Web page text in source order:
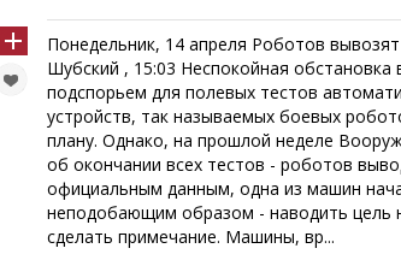
Понедельник, 14 апреля Роботов
Шубский , 15:03 Неспокойная
подспорьем для полевых тестов
устройств, так называемых боевых
плану. Однако, на прошлой неделе
об окончании всех тестов - роботов
официальным данным, одна из машин
неподобающим образом - наводить цель
сделать примечание. Машины, вр...